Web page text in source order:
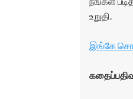
உறுதி.
இங்கே